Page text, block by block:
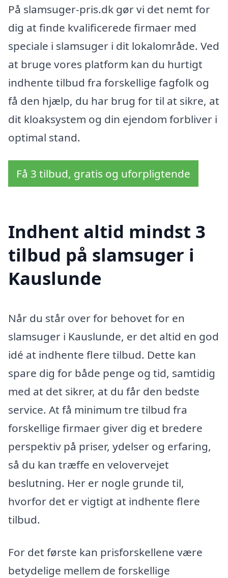
På slamsuger-pris.dk gør vi det nemt for
dig at finde kvalificerede firmaer med
speciale i slamsuger i dit lokalområde. Ved
at bruge vores platform kan du hurtigt
indhente tilbud fra forskellige fagfolk og
få den hjælp, du har brug for til at sikre, at
dit kloaksystem og din ejendom forbliver i
optimal stand.
Få 3 tilbud, gratis og uforpligtende
Indhent altid mindst 3
tilbud på slamsuger i
Kauslunde
Når du står over for behovet for en
slamsuger i Kauslunde, er det altid en god
idé at indhente flere tilbud. Dette kan
spare dig for både penge og tid, samtidig
med at det sikrer, at du får den bedste
service. At få minimum tre tilbud fra
forskellige firmaer giver dig et bredere
perspektiv på priser, ydelser og erfaring,
så du kan træffe en velovervejet
beslutning. Her er nogle grunde til,
hvorfor det er vigtigt at indhente flere
tilbud.
For det første kan prisforskellene være
betydelige mellem de forskellige